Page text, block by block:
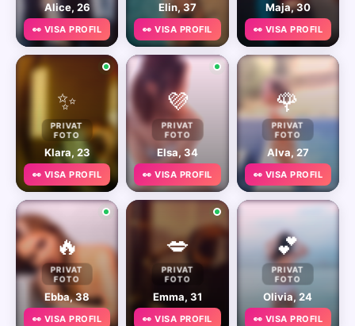
Alice, 26
👀 VISA PROFIL
Elin, 37
👀 VISA PROFIL
Maja, 30
👀 VISA PROFIL
✨
PRIVAT
FOTO
Klara, 23
👀 VISA PROFIL
💜
PRIVAT
FOTO
Elsa, 34
👀 VISA PROFIL
🌹
PRIVAT
FOTO
Alva, 27
👀 VISA PROFIL
🔥
PRIVAT
FOTO
Ebba, 38
👀 VISA PROFIL
💋
PRIVAT
FOTO
Emma, 31
👀 VISA PROFIL
💕
PRIVAT
FOTO
Olivia, 24
👀 VISA PROFIL